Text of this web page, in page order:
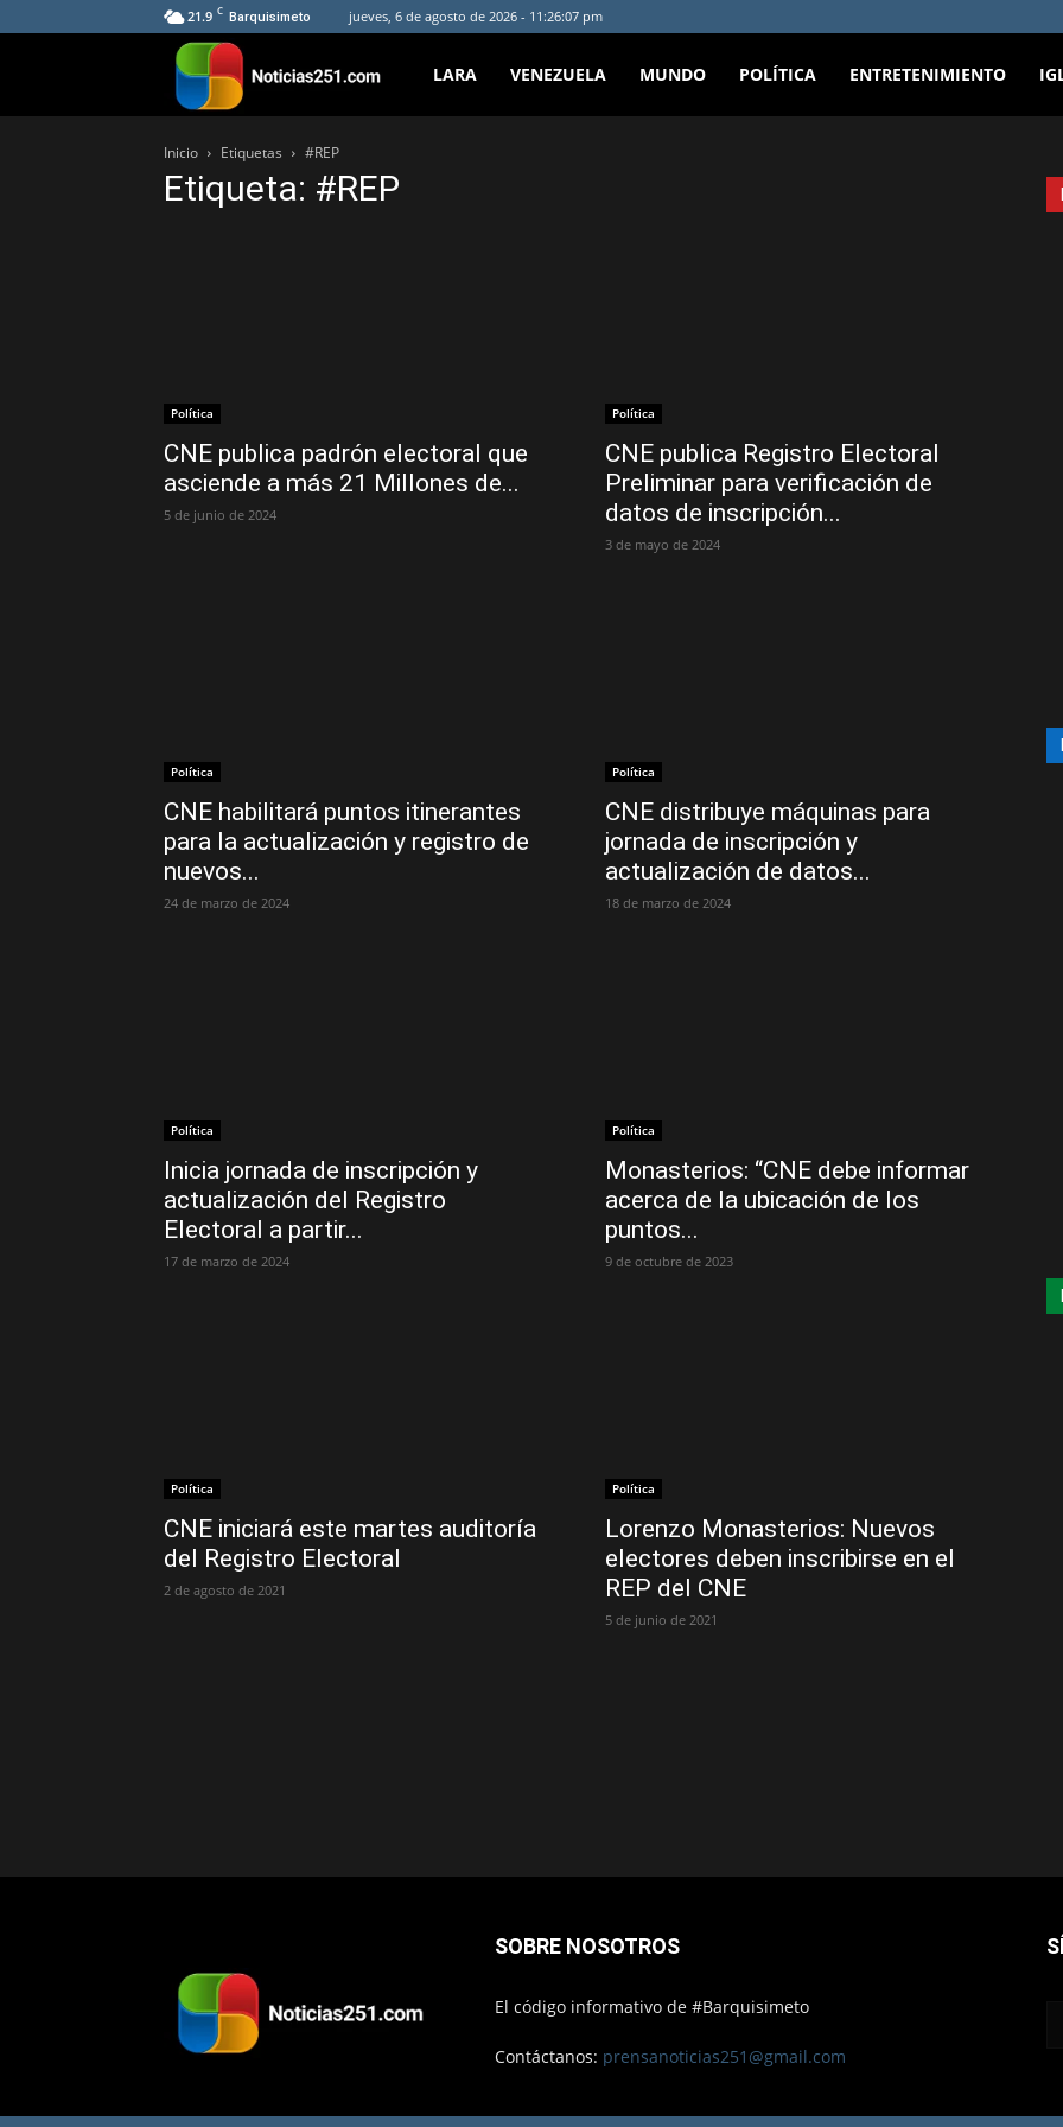
21.9 C Barquisimeto jueves, 6 de agosto de 2026 - 11:26:07 pm
Noticias251
LARA VENEZUELA MUNDO POLÍTICA ENTRETENIMIENTO
Inicio Etiquetas #REP
Etiqueta: #REP
Política
CNE publica padrón electoral que
asciende a más 21 Millones de...
5 de junio de 2024
Política
CNE publica Registro Electoral
Preliminar para verificación de
datos de inscripción...
3 de mayo de 2024
Política
CNE habilitará puntos itinerantes
para la actualización y registro de
nuevos...
24 de marzo de 2024
Política
CNE distribuye máquinas para
jornada de inscripción y
actualización de datos...
18 de marzo de 2024
Política
Inicia jornada de inscripción y
actualización del Registro
Electoral a partir...
17 de marzo de 2024
Política
Monasterios: “CNE debe informar
acerca de la ubicación de los
puntos...
9 de octubre de 2023
Política
CNE iniciará este martes auditoría
del Registro Electoral
2 de agosto de 2021
Política
Lorenzo Monasterios: Nuevos
electores deben inscribirse en el
REP del CNE
5 de junio de 2021
SOBRE NOSOTROS
El código informativo de #Barquisimeto
Contáctanos: prensanoticias251@gmail.com